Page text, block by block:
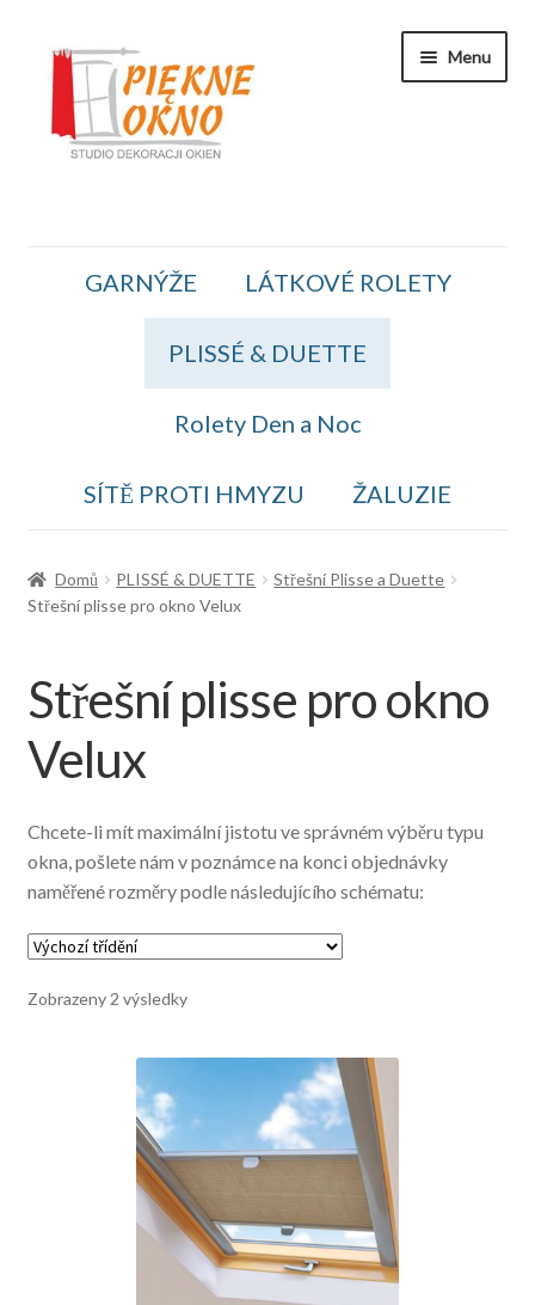
Přeskočit
navigaci
Přejít
obsahu
webu
Menu
Koszyk
OBCHODNÍ PODMÍNKY
Kontakt
GARNÝŽE LÁTKOVÉ ROLETY
PLISSÉ & DUETTE
Rolety Den a Noc
SÍTĚ PROTI HMYZU ŽALUZIE
Domů PLISSÉ & DUETTE
Střešní Plisse a Duette
Střešní plisse pro okno Velux
Střešní plisse pro okno
Velux
Chcete-li mít maximální jistotu ve správném výběru typu
okna, pošlete nám v poznámce na konci objednávky
naměřené rozměry podle následujícího schématu:
Zobrazeny 2 výsledky